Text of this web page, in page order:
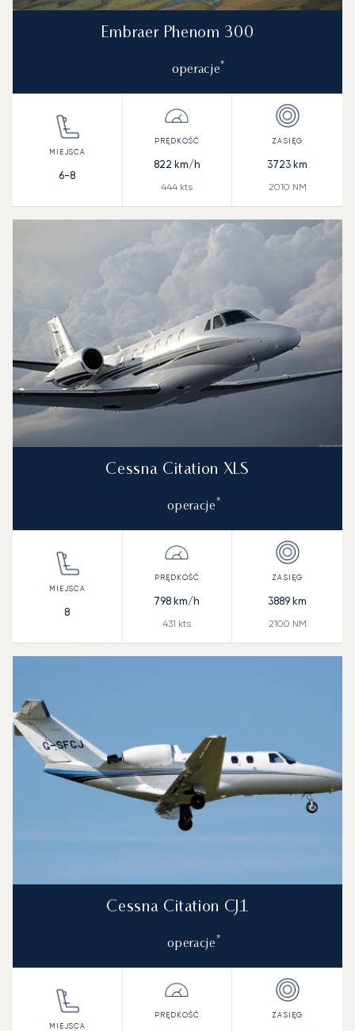
Embraer Phenom 300
operacje*
6-8
822 km/h
444 kts
3723 km
2010 NM
Cessna Citation XLS
operacje*
8
798 km/h
431 kts
3889 km
2100 NM
Cessna Citation CJ1
operacje*